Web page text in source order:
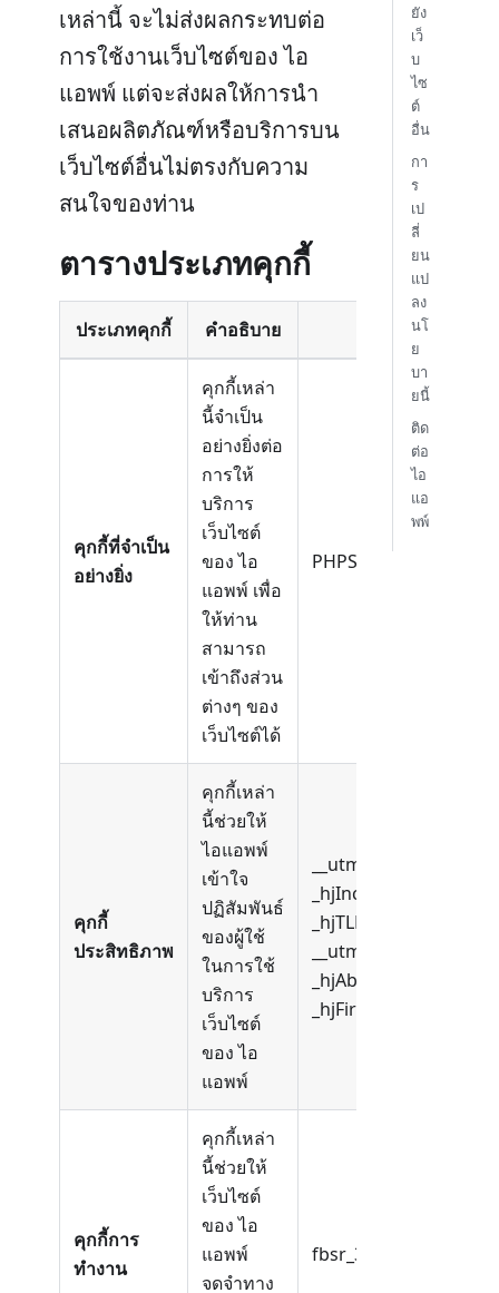
เหล่านี้ จะไม่ส่งผลกระทบต่อ
การใช้งานเว็บไซต์ของ ไอ
แอพพ์ แต่จะส่งผลให้การนำ
เสนอผลิตภัณฑ์หรือบริการบน
เว็บไซต์อื่นไม่ตรงกับความ
สนใจของท่าน
ตารางประเภทคุกกี้
ประเภทคุกกี้ คำอธิบาย
คุกกี้ที่จำเป็น
อย่างยิ่ง
คุกกี้เหล่า
นี้จำเป็น
อย่างยิ่งต่อ
การให้
บริการ
เว็บไซต์
ของ ไอ
แอพพ์ เพื่อ
ให้ท่าน
สามารถ
เข้าถึงส่วน
ต่างๆ ของ
เว็บไซต์ได้
PHPSESSID,
คุกกี้
ประสิทธิภาพ
คุกกี้เหล่า
นี้ช่วยให้
ไอแอพพ์
เข้าใจ
ปฏิสัมพันธ์
ของผู้ใช้
ในการใช้
บริการ
เว็บไซต์
ของ ไอ
แอพพ์
__utmc,
_hjTLDTest, _gid,
__utmt, __utmz, _hjid,
_hjFirstSeen
คุกกี้การ
ทำงาน
คุกกี้เหล่า
นี้ช่วยให้
เว็บไซต์
ของ ไอ
แอพพ์
จดจำทาง
ยัง
เว็
บ
ไซ
ต์
อื่น
กา
ร
เป
ลี่
ยน
แป
ลง
นโ
ย
บา
ยนี้
ติด
ต่อ
ไอ
แอ
พพ์